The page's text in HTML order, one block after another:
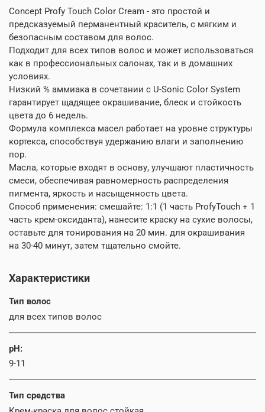
Concept Profy Touch Color Cream - это простой и
предсказуемый перманентный краситель, с мягким и
безопасным составом для волос.
Подходит для всех типов волос и может использоваться
как в профессиональных салонах, так и в домашних
условиях.
Низкий % аммиака в сочетании с U-Sonic Color System
гарантирует щадящее окрашивание, блеск и стойкость
цвета до 6 недель.
Формула комплекса масел работает на уровне структуры
кортекса, способствуя удержанию влаги и заполнению
пор.
Масла, которые входят в основу, улучшают пластичность
смеси, обеспечивая равномерность распределения
пигмента, яркость и насыщенность цвета.
Способ применения: смешайте: 1:1 (1 часть ProfyTouch + 1
часть крем-оксиданта), нанесите краску на сухие волосы,
оставьте для тонирования на 20 мин. для окрашивания
на 30-40 минут, затем тщательно смойте.
Характеристики
Тип волос
для всех типов волос
pH:
9-11
Тип средства